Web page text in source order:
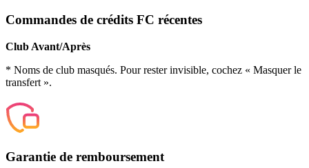
Commandes de crédits FC récentes
Club Avant/Après
* Noms de club masqués. Pour rester invisible, cochez « Masquer le
transfert ».
Garantie de remboursement